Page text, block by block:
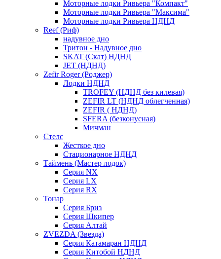
Моторные лодки Ривьера "Компакт"
Моторные лодки Ривьера "Максима"
Моторные лодки Ривьера НДНД
Reef (Риф)
надувное дно
Тритон - Надувное дно
SKAT (Скат) НДНД
JET (НДНД)
Zefir Roger (Роджер)
Лодки НДНД
TROFEY (НДНД без килевая)
ZEFIR LT (НДНД облегченная)
ZEFIR ( НДНД)
SFERA (безконусная)
Мичман
Стелс
Жесткое дно
Стационарное НДНД
Таймень (Мастер лодок)
Серия NX
Серия LX
Серия RX
Тонар
Серия Бриз
Серия Шкипер
Серия Алтай
ZVEZDA (Звезда)
Серия Катамаран НДНД
Серия Китобой НДНД